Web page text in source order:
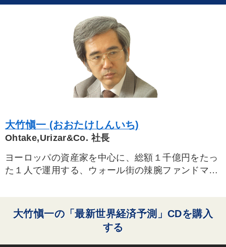
モノづくり 新技術
中村天風 資産運用
デジタルマーケティング 歴史に学ぶ
マネジメント 企業再建 広報・PR
※「更新」を押すと「タグ・キーワード」を更新いただけます。
大竹愼一 (おおたけしんいち)
Ohtake,Urizar&Co. 社長
ヨーロッパの資産家を中心に、総額１千億円をたっ
た１人で運用する、ウォール街の辣腕ファンドマ
後、旧三井銀行系の金融経済研究所を経て、ドイ
ツ・ケルン大学、イギリス・ロンドン大学へ留学。
帰国後、野村総合研究所でエコノミストとして活躍
の後、ロンドンのチェースインヴェスターズでファ
大竹愼一の「最新世界経済予測」CDを購入
する